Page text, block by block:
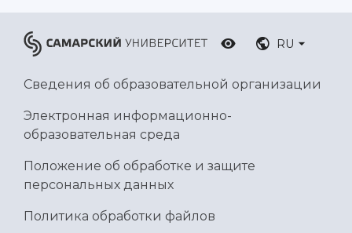
RU
Сведения об образовательной организации
Электронная информационно-
образовательная среда
Положение об обработке и защите
персональных данных
Политика обработки файлов